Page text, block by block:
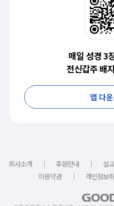
매일 성경 3
전신갑주 배
앱 다
회사소개 ｜ 후원안내 ｜ 설
이용약관
｜ 개인정보